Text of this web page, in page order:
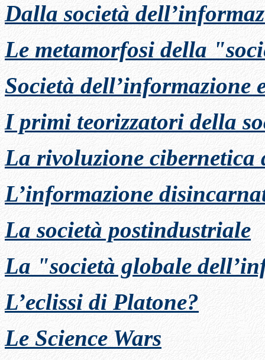
Dalla società
Le metamorfosi della
Società dell’informazione
I primi teorizzatori della
La rivoluzione cibernetica
L’informazione
La società postindustriale
La "società globale
L’eclissi di Platone?
Le Science Wars